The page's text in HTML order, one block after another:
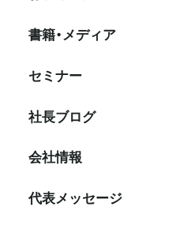
書籍・メディア
セミナー
社⻑ブログ
会社情報
代表メッセージ